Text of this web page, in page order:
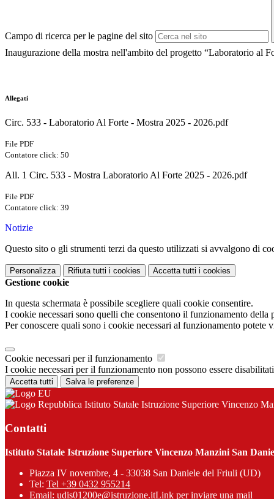
Campo di ricerca per le pagine del sito
Inaugurazione della mostra nell'ambito del progetto “Laboratorio al
Allegati
Circ. 533 - Laboratorio Al Forte - Mostra 2025 - 2026.pdf
File PDF
Contatore click: 50
All. 1 Circ. 533 - Mostra Laboratorio Al Forte 2025 - 2026.pdf
File PDF
Contatore click: 39
Notizie
Questo sito o gli strumenti terzi da questo utilizzati si avvalgono di
Personalizza Rifiuta tutti i cookies Accetta tutti i cookies
Gestione cookie
In questa schermata è possibile scegliere quali cookie consentire.
I cookie necessari sono quelli che consentono il funzionamento
Per conoscere quali sono i cookie necessari al funzionamento potete
Cookie necessari per il funzionamento
I cookie necessari per il funzionamento non possono essere
Accetta tutti Salva le preferenze
Istituto Statale Istruzione Superiore Vincenzo
Contatti
Istituto Statale Istruzione Superiore Vincenzo Manzini San
Piazza IV novembre, 4 - 33038 San Daniele del Friuli (UD)
Tel: Tel +39 0432 955214
Email: udis01200e@istruzione.itLink per inviare una mail